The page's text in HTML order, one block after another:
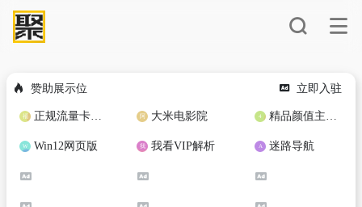
赞助展示位 立即入驻
正规流量卡免费加盟合作 大米电影院 精品颜值主播定制
Win12网页版 我看VIP解析 迷路导航